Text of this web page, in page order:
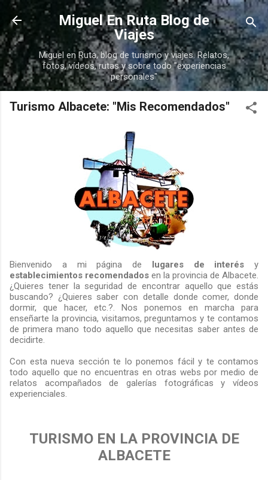
Ir al contenido principal
Miguel En Ruta Blog de
Viajes
Miguel en Ruta, blog de turismo y viajes. Relatos,
fotos, vídeos, rutas y sobre todo "experiencias
personales"
Turismo Albacete: "Mis Recomendados"
Bienvenido a mi página de lugares de interés y
establecimientos recomendados en la provincia de Albacete.
¿Quieres tener la seguridad de encontrar aquello que estás
buscando? ¿Quieres saber con detalle donde comer, donde
dormir, que hacer, etc.?. Nos ponemos en marcha para
enseñarte la provincia, visitamos, preguntamos y te contamos
de primera mano todo aquello que necesitas saber antes de
decidirte.
Con esta nueva sección te lo ponemos fácil y te contamos
todo aquello que no encuentras en otras webs por medio de
relatos acompañados de galerías fotográficas y vídeos
experienciales.
TURISMO EN LA PROVINCIA DE
ALBACETE